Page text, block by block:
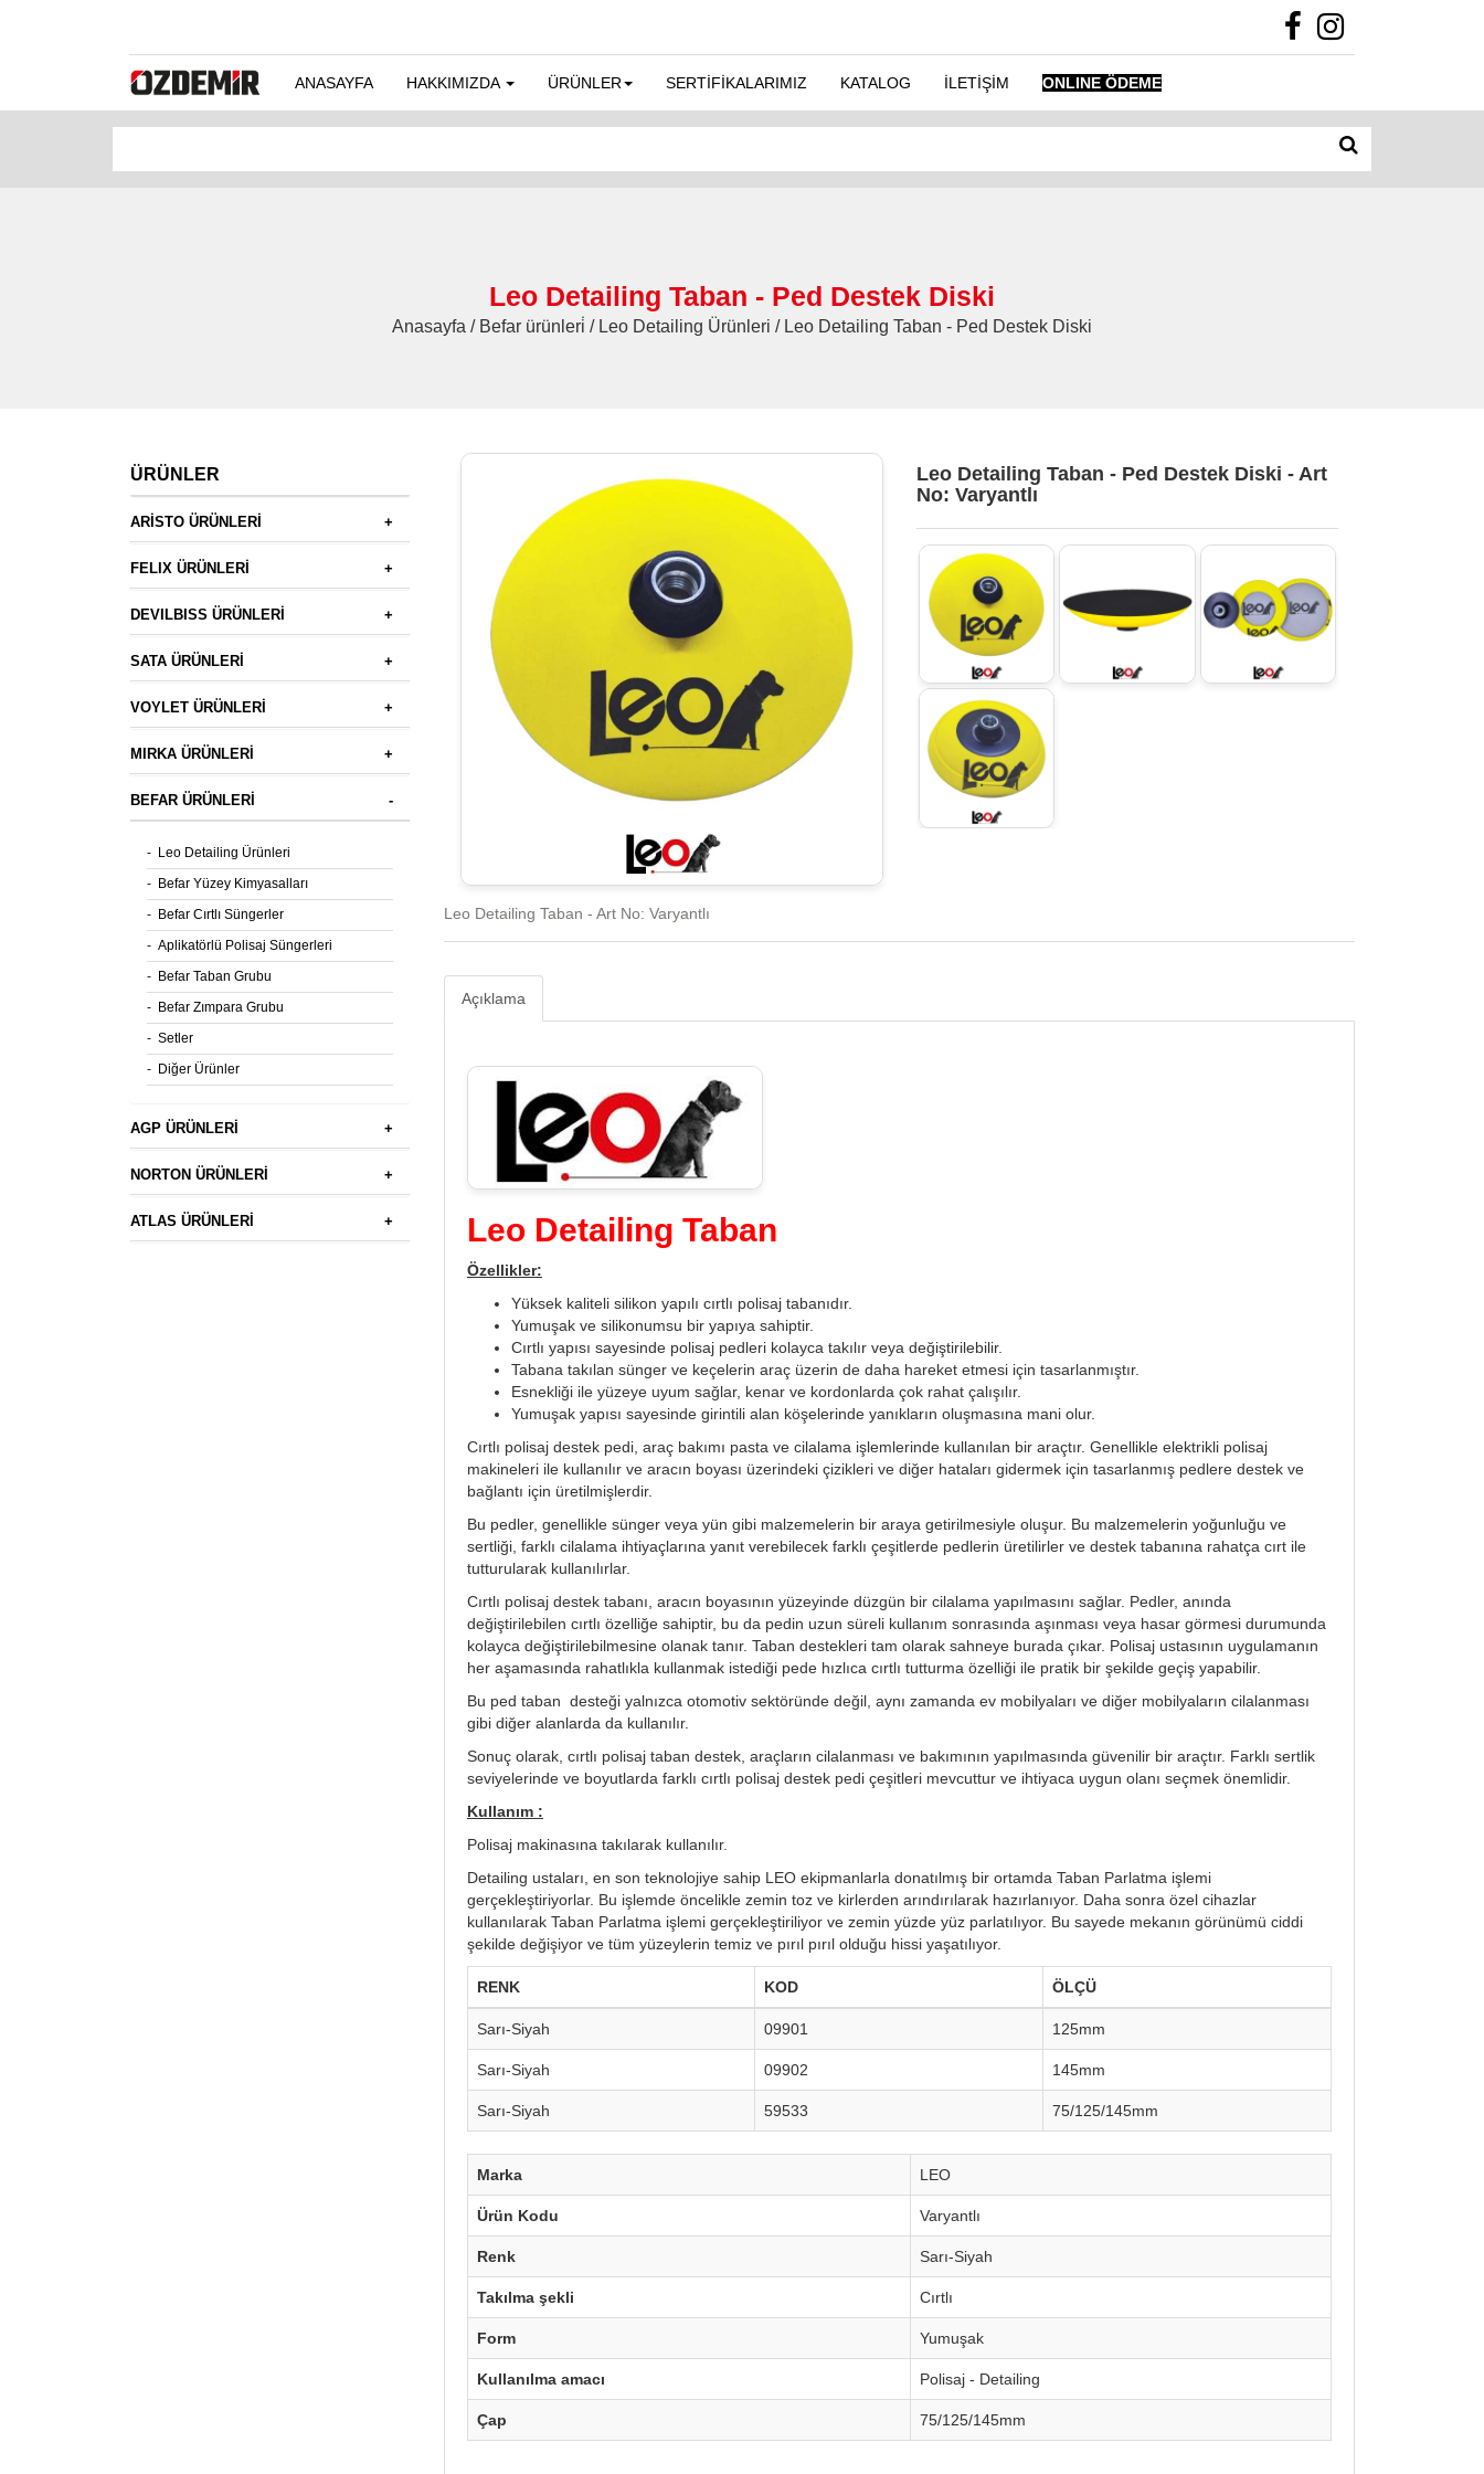
ANASAYFA HAKKIMIZDA ÜRÜNLER SERTİFİKALARIMIZ KATALOG İLETİŞİM ONLINE ÖDEME
Leo Detailing Taban - Ped Destek Diski
Anasayfa / Befar ürünleri̇ / Leo Detailing Ürünleri / Leo Detailing Taban - Ped Destek Diski
ÜRÜNLER
+
ARİSTO ÜRÜNLERİ
+
FELIX ÜRÜNLERİ
+
DEVILBISS ÜRÜNLERİ
+
SATA ÜRÜNLERİ
+
VOYLET ÜRÜNLERİ
+
MIRKA ÜRÜNLERİ
-
BEFAR ÜRÜNLERİ
- Leo Detailing Ürünleri
- Befar Yüzey Kimyasalları
- Befar Cırtlı Süngerler
- Aplikatörlü Polisaj Süngerleri
- Befar Taban Grubu
- Befar Zımpara Grubu
- Setler
- Diğer Ürünler
+
AGP ÜRÜNLERİ
+
NORTON ÜRÜNLERİ
+
ATLAS ÜRÜNLERİ
Leo Detailing Taban - Ped Destek Diski - Art
No: Varyantlı
Leo Detailing Taban - Art No: Varyantlı
Açıklama
Leo Detailing Taban
Özellikler:
Yüksek kaliteli silikon yapılı cırtlı polisaj tabanıdır.
Yumuşak ve silikonumsu bir yapıya sahiptir.
Cırtlı yapısı sayesinde polisaj pedleri kolayca takılır veya değiştirilebilir.
Tabana takılan sünger ve keçelerin araç üzerin de daha hareket etmesi için tasarlanmıştır.
Esnekliği ile yüzeye uyum sağlar, kenar ve kordonlarda çok rahat çalışılır.
Yumuşak yapısı sayesinde girintili alan köşelerinde yanıkların oluşmasına mani olur.
Cırtlı polisaj destek pedi, araç bakımı pasta ve cilalama işlemlerinde kullanılan bir araçtır. Genellikle elektrikli polisaj
makineleri ile kullanılır ve aracın boyası üzerindeki çizikleri ve diğer hataları gidermek için tasarlanmış pedlere destek ve
bağlantı için üretilmişlerdir.
Bu pedler, genellikle sünger veya yün gibi malzemelerin bir araya getirilmesiyle oluşur. Bu malzemelerin yoğunluğu ve
sertliği, farklı cilalama ihtiyaçlarına yanıt verebilecek farklı çeşitlerde pedlerin üretilirler ve destek tabanına rahatça cırt ile
tutturularak kullanılırlar.
Cırtlı polisaj destek tabanı, aracın boyasının yüzeyinde düzgün bir cilalama yapılmasını sağlar. Pedler, anında
değiştirilebilen cırtlı özelliğe sahiptir, bu da pedin uzun süreli kullanım sonrasında aşınması veya hasar görmesi durumunda
kolayca değiştirilebilmesine olanak tanır. Taban destekleri tam olarak sahneye burada çıkar. Polisaj ustasının uygulamanın
her aşamasında rahatlıkla kullanmak istediği pede hızlıca cırtlı tutturma özelliği ile pratik bir şekilde geçiş yapabilir.
Bu ped taban desteği yalnızca otomotiv sektöründe değil, aynı zamanda ev mobilyaları ve diğer mobilyaların cilalanması
gibi diğer alanlarda da kullanılır.
Sonuç olarak, cırtlı polisaj taban destek, araçların cilalanması ve bakımının yapılmasında güvenilir bir araçtır. Farklı sertlik
seviyelerinde ve boyutlarda farklı cırtlı polisaj destek pedi çeşitleri mevcuttur ve ihtiyaca uygun olanı seçmek önemlidir.
Kullanım :
Polisaj makinasına takılarak kullanılır.
Detailing ustaları, en son teknolojiye sahip LEO ekipmanlarla donatılmış bir ortamda Taban Parlatma işlemi
gerçekleştiriyorlar. Bu işlemde öncelikle zemin toz ve kirlerden arındırılarak hazırlanıyor. Daha sonra özel cihazlar
kullanılarak Taban Parlatma işlemi gerçekleştiriliyor ve zemin yüzde yüz parlatılıyor. Bu sayede mekanın görünümü ciddi
şekilde değişiyor ve tüm yüzeylerin temiz ve pırıl pırıl olduğu hissi yaşatılıyor.
RENK KOD ÖLÇÜ
Sarı-Siyah 09901 125mm
Sarı-Siyah 09902 145mm
Sarı-Siyah 59533 75/125/145mm
Marka LEO
Ürün Kodu Varyantlı
Renk Sarı-Siyah
Takılma şekli Cırtlı
Form Yumuşak
Kullanılma amacı Polisaj - Detailing
Çap 75/125/145mm